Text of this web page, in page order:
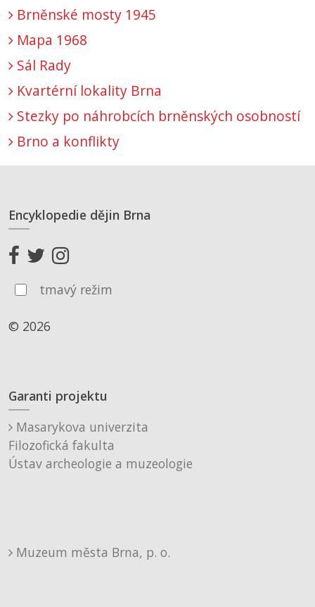
Brněnské mosty 1945
Mapa 1968
Sál Rady
Kvartérní lokality Brna
Stezky po náhrobcích brněnských osobností
Brno a konflikty
Encyklopedie dějin Brna
tmavý režim
© 2026
Garanti projektu
Masarykova univerzita
Filozofická fakulta
Ústav archeologie a muzeologie
Muzeum města Brna, p. o.